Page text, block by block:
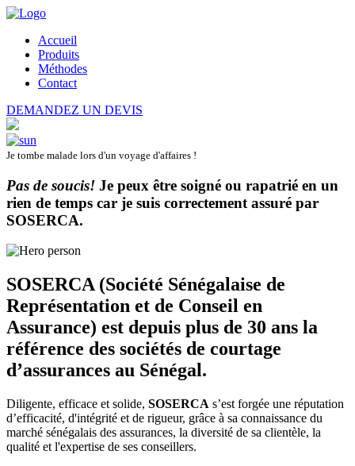
Accueil
Produits
Méthodes
Contact
DEMANDEZ UN DEVIS
Je tombe malade lors d'un voyage d'affaires !
Pas de soucis! Je peux être soigné ou rapatrié en un
rien de temps car je suis correctement assuré par
SOSERCA.
SOSERCA (Société Sénégalaise de
Représentation et de Conseil en
Assurance) est depuis plus de 30 ans la
référence des sociétés de courtage
d’assurances au Sénégal.
Diligente, efficace et solide, SOSERCA s’est forgée une réputation
d’efficacité, d'intégrité et de rigueur, grâce à sa connaissance du
marché sénégalais des assurances, la diversité de sa clientèle, la
qualité et l'expertise de ses conseillers.